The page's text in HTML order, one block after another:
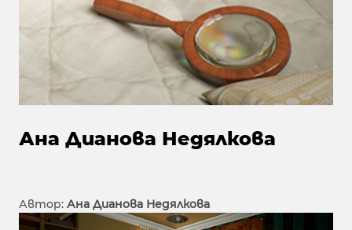
Ана Дианова Недялкова
Автор: Ана Дианова Недялкова